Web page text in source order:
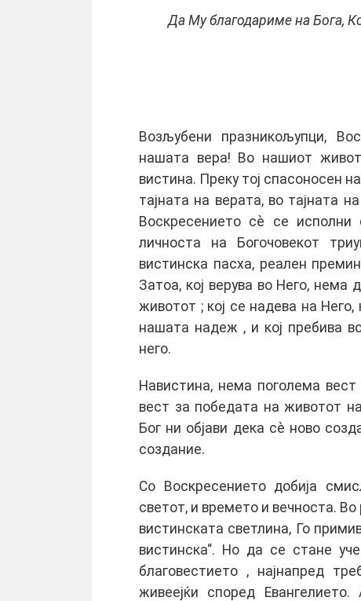
Да Му благодариме на Бога,
Возљубени празникољупци,
нашата вера! Во нашиот
вистина. Преку тој спасоносен
тајната на верата, во тајната
Воскресението сè се
личноста на Богочовекот
вистинска пасха, реален
Затоа, кој верува во Него, нема
животот ; кој се надева на
нашата надеж , и кој пребива
него.
Навистина, нема поголема
вест за победата на животот
Бог ни објави дека сè ново
создание.
Со Воскресението добија
светот, и времето и вечноста.
вистинската светлина, Го
вистинска“. Но да се стане
благовестието , најнапред
живеејќи според